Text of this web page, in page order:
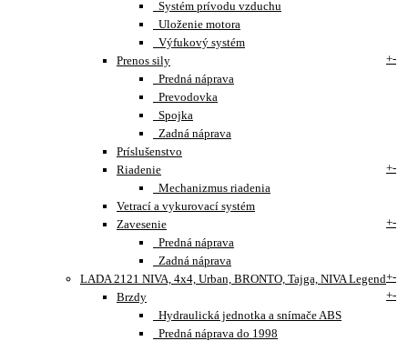
Systém prívodu vzduchu
Uloženie motora
Výfukový systém
Prenos sily
+-
Predná náprava
Prevodovka
Spojka
Zadná náprava
Príslušenstvo
Riadenie
+-
Mechanizmus riadenia
Vetrací a vykurovací systém
Zavesenie
+-
Predná náprava
Zadná náprava
LADA 2121 NIVA, 4x4, Urban, BRONTO, Tajga, NIVA Legend+-
Brzdy
+-
Hydraulická jednotka a snímače ABS
Predná náprava do 1998